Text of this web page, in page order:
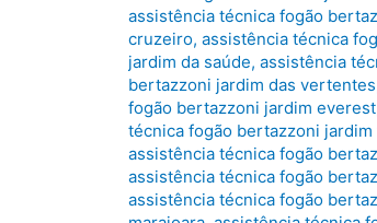
assistência técnica fogão
cruzeiro, assistência técnica
jardim da saúde, assistência
bertazzoni jardim das vertentes
fogão bertazzoni jardim everest
técnica fogão bertazzoni
assistência técnica fogão
assistência técnica fogão
assistência técnica fogão